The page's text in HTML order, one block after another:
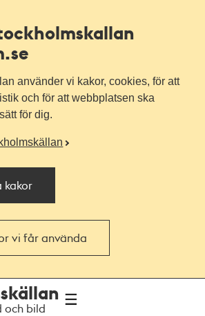
använder vi kakor, cookies, för att
och för att webbplatsen ska
för dig.
kakor
vi får använda
och bild